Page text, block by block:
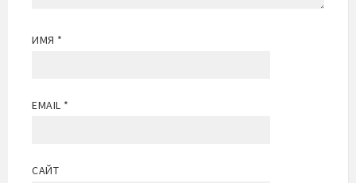
ИМЯ *
EMAIL *
САЙТ